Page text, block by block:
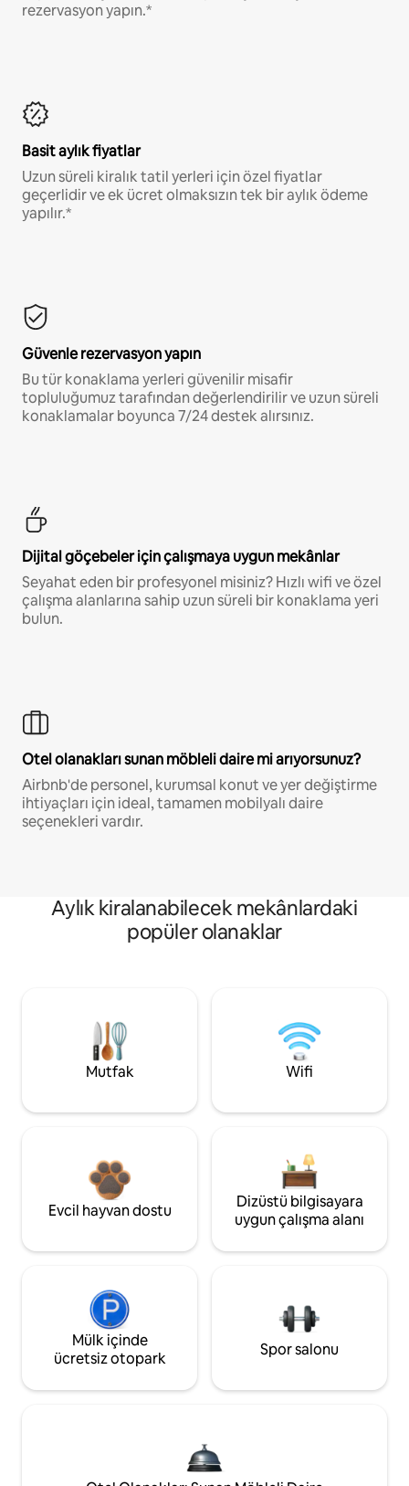
rezervasyon yapın.*
Basit aylık fiyatlar
Uzun süreli kiralık tatil yerleri için özel fiyatlar
geçerlidir ve ek ücret olmaksızın tek bir aylık ödeme
yapılır.*
Güvenle rezervasyon yapın
Bu tür konaklama yerleri güvenilir misafir
topluluğumuz tarafından değerlendirilir ve uzun süreli
konaklamalar boyunca 7/24 destek alırsınız.
Dijital göçebeler için çalışmaya uygun mekânlar
Seyahat eden bir profesyonel misiniz? Hızlı wifi ve özel
çalışma alanlarına sahip uzun süreli bir konaklama yeri
bulun.
Otel olanakları sunan möbleli daire mi arıyorsunuz?
Airbnb'de personel, kurumsal konut ve yer değiştirme
ihtiyaçları için ideal, tamamen mobilyalı daire
seçenekleri vardır.
Aylık kiralanabilecek mekânlardaki
popüler olanaklar
Mutfak Wifi
Evcil hayvan dostu
Dizüstü bilgisayara
uygun çalışma alanı
Mülk içinde
ücretsiz otopark
Spor salonu